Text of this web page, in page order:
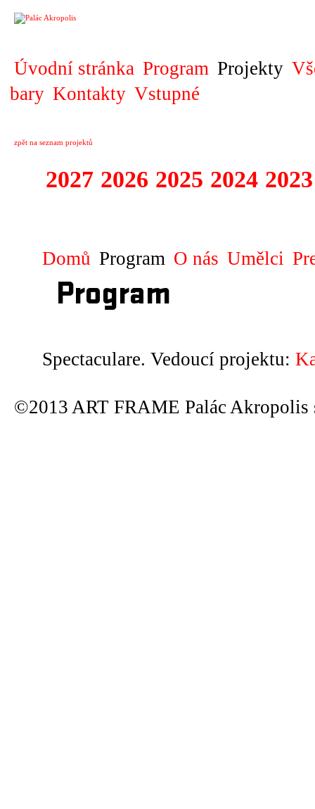
Úvodní stránka Program Projekty
bary Kontakty Vstupné
zpět na seznam projektů
2027 2026 2025 2024 2023
Domů Program O nás Umělci
Program
Spectaculare. Vedoucí projektu:
©2013 ART FRAME Palác Akropolis